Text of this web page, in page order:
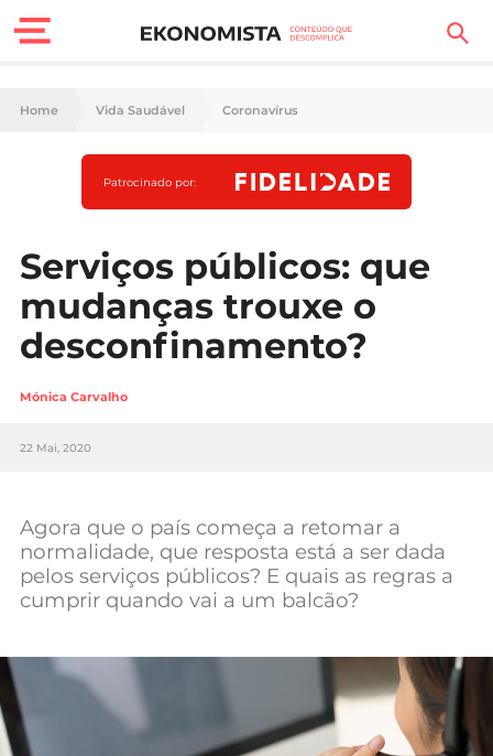
Finanças Pessoais
Motores
Carreira
Casa
Lifestyle
Sociedade
Mundial 2026
Home Vida Saudável Coronavírus
Patrocinado por:
Serviços públicos: que
mudanças trouxe o
desconfinamento?
Mónica Carvalho
22 Mai, 2020
Agora que o país começa a retomar a
normalidade, que resposta está a ser dada
pelos serviços públicos? E quais as regras a
cumprir quando vai a um balcão?